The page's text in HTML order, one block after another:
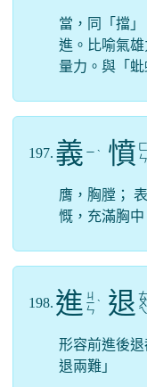
當，同「擋
進。比喻氣
量力。與「
197. 義 ㄧ ˋ 憤 ㄈ
ㄣ
膺，胸膛；
慨，充滿胸中
198. 進 ㄐ
ㄧ
ㄣ
ˋ 退 ㄊ
ㄨ
ㄟ
形容前進後
退兩難」